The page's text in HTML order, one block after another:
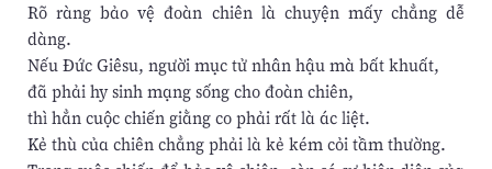
Rõ ràng bảo vệ đoàn chiên là chuyện mấy chẳng dễ
dàng.
Nếu Đức Giêsu, người mục tử nhân hậu mà bất khuất,
đã phải hy sinh mạng sống cho đoàn chiên,
thì hẳn cuộc chiến giằng co phải rất là ác liệt.
Kẻ thù của chiên chẳng phải là kẻ kém cỏi tầm thường.